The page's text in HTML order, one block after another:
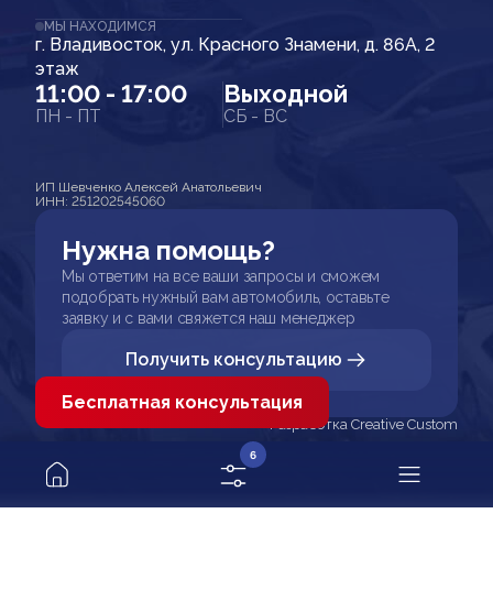
МЫ НАХОДИМСЯ
г. Владивосток, ул. Красного Знамени, д. 86А, 2
этаж
11:00 - 17:00
ПН - ПТ
Выходной
СБ - ВС
ИП Шевченко Алексей Анатольевич
ИНН: 251202545060
Нужна помощь?
Мы ответим на все ваши запросы и сможем
подобрать нужный вам автомобиль, оставьте
заявку и с вами свяжется наш менеджер
Получить консультацию
Разработка Creative Custom
6
Бесплатная консультация